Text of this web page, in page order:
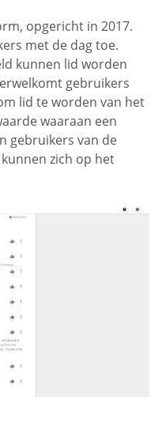
opgericht in 2017.
met de dag toe.
kunnen lid worden
gebruikers
lid te worden van het
waaraan een
gebruikers van de
zich op het